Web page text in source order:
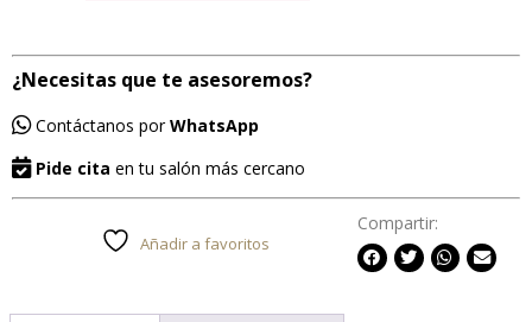
¿Necesitas que te asesoremos?
Contáctanos porWhatsApp
Pide cita en tu salón más cercano
Añadir a favoritos
Compartir: